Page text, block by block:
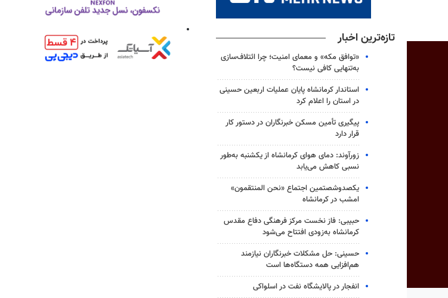
تازه‌ترین اخبار
«توافق مکه» و معمای امنیت؛ چرا ائتلاف‌سازی
به‌تنهایی کافی نیست؟
استاندار کرمانشاه پایان عملیات اربعین حسینی
در استان را اعلام کرد
پیگیری تأمین مسکن خبرنگاران در دستور کار
قرار دارد
زورآوند: دمای هوای کرمانشاه از یکشنبه به‌طور
نسبی کاهش می‌یابد
یکصدوشصتمین اجتماع «نحن المنتقمون»
امشب در کرمانشاه
حبیبی: فاز نخست مرکز فرهنگی دفاع مقدس
کرمانشاه به‌زودی افتتاح می‌شود
حسینی: حل مشکلات خبرنگاران نیازمند
هم‌افزایی همه دستگاه‌ها است
انفجار در پالایشگاه نفت در اسلواکی